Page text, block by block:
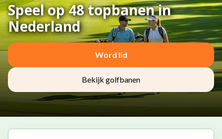
Speel op 48 topbanen in
Nederland
Word lid
Bekijk golfbanen